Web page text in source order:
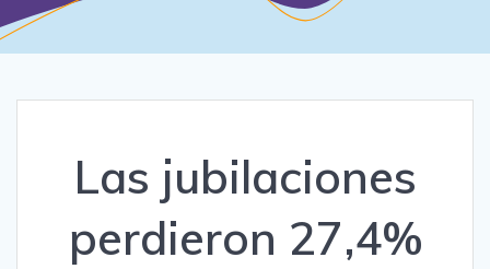
Las jubilaciones
perdieron 27,4%